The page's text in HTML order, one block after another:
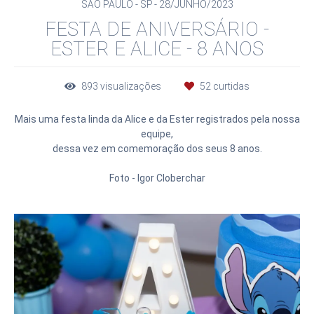
SÃO PAULO - SP 28/JUNHO/2023
FESTA DE ANIVERSÁRIO -
ESTER E ALICE - 8 ANOS
893 visualizações 52 curtidas
Mais uma festa linda da Alice e da Ester registrados pela nossa
equipe,
dessa vez em comemoração dos seus 8 anos.
Foto - Igor Cloberchar